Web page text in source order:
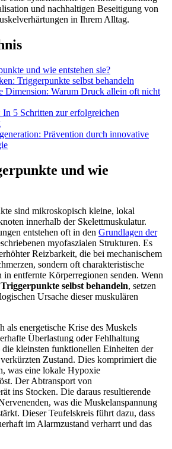
und nachhaltigen Beseitigung von
in Ihrem Alltag.
und wie entstehen sie?
Triggerpunkte selbst behandeln
Dimension: Warum Druck allein oft nicht
5 Schritten zur erfolgreichen
Prävention durch innovative
und wie
sind mikroskopisch kleine, lokal
innerhalb der Skelettmuskulatur.
entstehen oft in den Grundlagen der
myofaszialen Strukturen. Es
Reizbarkeit, die bei mechanischem
sondern oft charakteristische
in entfernte Körperregionen senden. Wenn
Triggerpunkte selbst behandeln, setzen
Ursache dieser muskulären
als energetische Krise des Muskels
Überlastung oder Fehlhaltung
kleinsten funktionellen Einheiten der
Zustand. Dies komprimiert die
was eine lokale Hypoxie
Der Abtransport von
ins Stocken. Die daraus resultierende
was die Muskelanspannung
Dieser Teufelskreis führt dazu, dass
im Alarmzustand verharrt und das